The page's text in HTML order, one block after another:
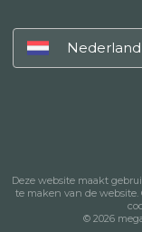
Nederland
Deze website maakt
te maken van de website.
© 2026